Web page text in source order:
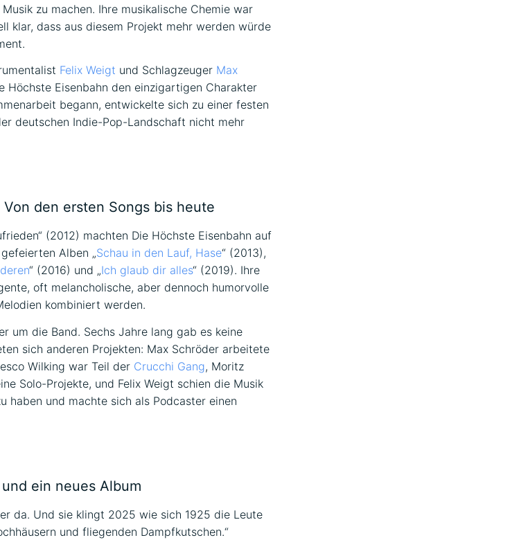
zu machen. Ihre musikalische Chemie war
klar, dass aus diesem Projekt mehr werden würde
Felix Weigt und Schlagzeuger Max
Höchste Eisenbahn den einzigartigen Charakter
begann, entwickelte sich zu einer festen
deutschen Indie-Pop-Landschaft nicht mehr
den ersten Songs bis heute
(2012) machten Die Höchste Eisenbahn auf
Alben „Schau in den Lauf, Hase“ (2013),
“ (2016) und „Ich glaub dir alles“ (2019). Ihre
oft melancholische, aber dennoch humorvolle
kombiniert werden.
um die Band. Sechs Jahre lang gab es keine
sich anderen Projekten: Max Schröder arbeitete
Wilking war Teil der Crucchi Gang, Moritz
Solo-Projekte, und Felix Weigt schien die Musik
haben und machte sich als Podcaster einen
ein neues Album
da. Und sie klingt 2025 wie sich 1925 die Leute
und fliegenden Dampfkutschen.“